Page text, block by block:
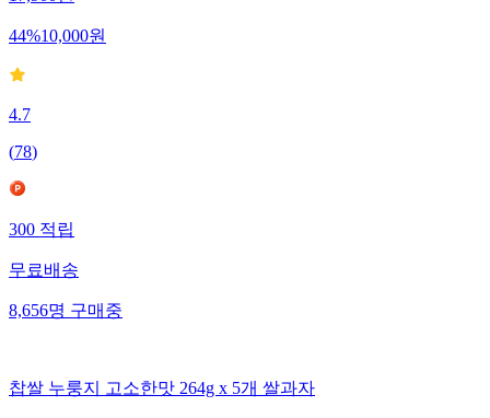
44%10,000원
4.7
(78)
300적립
무료배송
8,656명구매중
찹쌀 누룽지 고소한맛 264g x 5개 쌀과자